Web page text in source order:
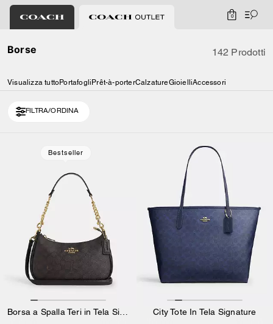
0
Borse 142 Prodotti
Visualizza tuttoPortafogli Prêt-à-porterCalzatureGioielliAccessori
FILTRA/ORDINA
Loaded 10 more products, showing 20 items.
Bestseller
City Tote In Tela Signature